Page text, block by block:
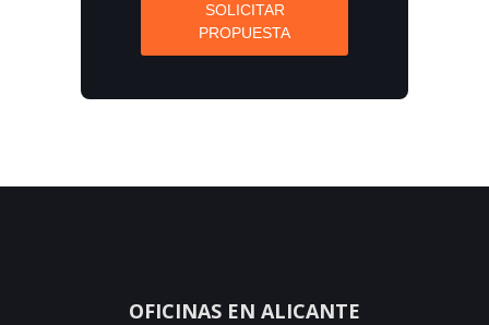
SOLICITAR
PROPUESTA
OFICINAS EN ALICANTE